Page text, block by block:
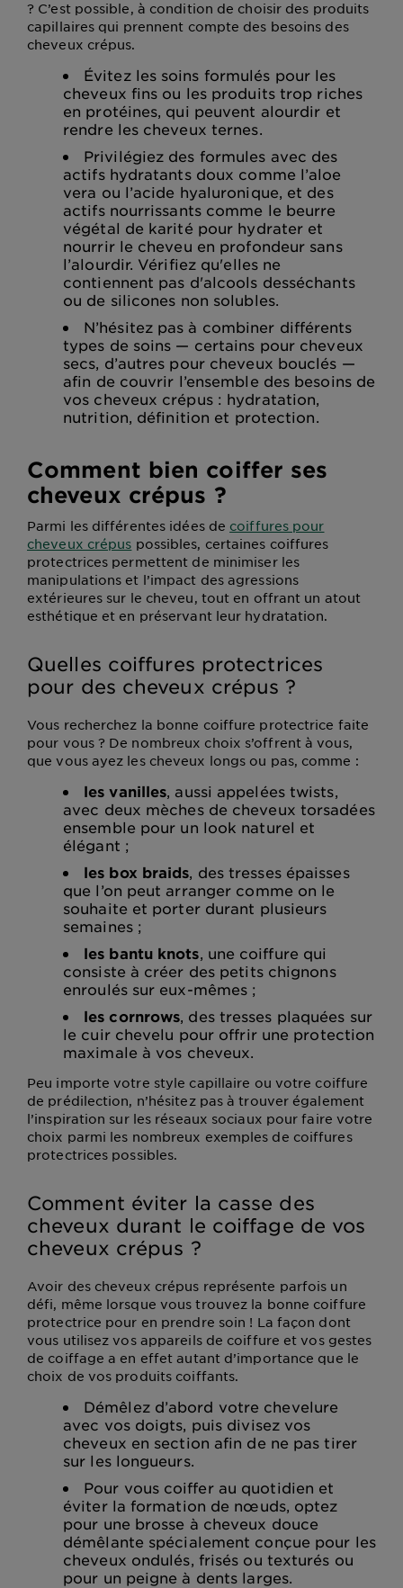
? C’est possible, à condition de choisir des produits
capillaires qui prennent compte des besoins des
cheveux crépus.
Évitez les soins formulés pour les
cheveux fins ou les produits trop riches
en protéines, qui peuvent alourdir et
rendre les cheveux ternes.
Privilégiez des formules avec des
actifs hydratants doux comme l’aloe
vera ou l’acide hyaluronique, et des
actifs nourrissants comme le beurre
végétal de karité pour hydrater et
nourrir le cheveu en profondeur sans
l’alourdir. Vérifiez qu'elles ne
contiennent pas d'alcools desséchants
ou de silicones non solubles.
N’hésitez pas à combiner différents
types de soins — certains pour cheveux
secs, d’autres pour cheveux bouclés —
afin de couvrir l’ensemble des besoins de
vos cheveux crépus : hydratation,
nutrition, définition et protection.
Comment bien coiffer ses
cheveux crépus ?
Parmi les différentes idées de coiffures pour
cheveux crépus possibles, certaines coiffures
protectrices permettent de minimiser les
manipulations et l’impact des agressions
extérieures sur le cheveu, tout en offrant un atout
esthétique et en préservant leur hydratation.
Quelles coiffures protectrices
pour des cheveux crépus ?
Vous recherchez la bonne coiffure protectrice faite
pour vous ? De nombreux choix s’offrent à vous,
que vous ayez les cheveux longs ou pas, comme :
les vanilles, aussi appelées twists,
avec deux mèches de cheveux torsadées
ensemble pour un look naturel et
élégant ;
les box braids, des tresses épaisses
que l’on peut arranger comme on le
souhaite et porter durant plusieurs
semaines ;
les bantu knots, une coiffure qui
consiste à créer des petits chignons
enroulés sur eux-mêmes ;
les cornrows, des tresses plaquées sur
le cuir chevelu pour offrir une protection
maximale à vos cheveux.
Peu importe votre style capillaire ou votre coiffure
de prédilection, n’hésitez pas à trouver également
l’inspiration sur les réseaux sociaux pour faire votre
choix parmi les nombreux exemples de coiffures
protectrices possibles.
Comment éviter la casse des
cheveux durant le coiffage de vos
cheveux crépus ?
Avoir des cheveux crépus représente parfois un
défi, même lorsque vous trouvez la bonne coiffure
protectrice pour en prendre soin ! La façon dont
vous utilisez vos appareils de coiffure et vos gestes
de coiffage a en effet autant d’importance que le
choix de vos produits coiffants.
Démêlez d’abord votre chevelure
avec vos doigts, puis divisez vos
cheveux en section afin de ne pas tirer
sur les longueurs.
Pour vous coiffer au quotidien et
éviter la formation de nœuds, optez
pour une brosse à cheveux douce
démêlante spécialement conçue pour les
cheveux ondulés, frisés ou texturés ou
pour un peigne à dents larges.